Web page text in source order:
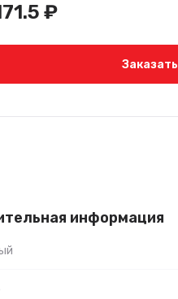
₽
Заказать
информация